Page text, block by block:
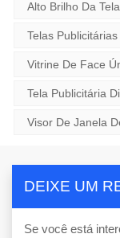
Alto Brilho Da
Telas
Vitrine De Face
Tela Publicitária
Visor De Janela
DEIXE UM
Se você está